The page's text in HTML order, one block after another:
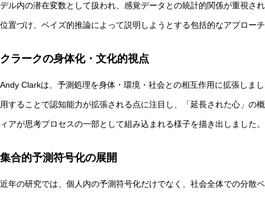
デル内の潜在変数として扱われ、感覚データとの統計的関係が重視さ
位置づけ、ベイズ的推論によって説明しようとする包括的なアプロー
クラークの身体化・文化的視点
Andy Clarkは、予測処理を身体・環境・社会との相互作用に拡張しま
用することで認知能力が拡張される点に注目し、「延長された心」の
ィアが思考プロセスの一部として組み込まれる様子を描き出しました。
集合的予測符号化の展開
近年の研究では、個人内の予測符号化だけでなく、社会全体での分散